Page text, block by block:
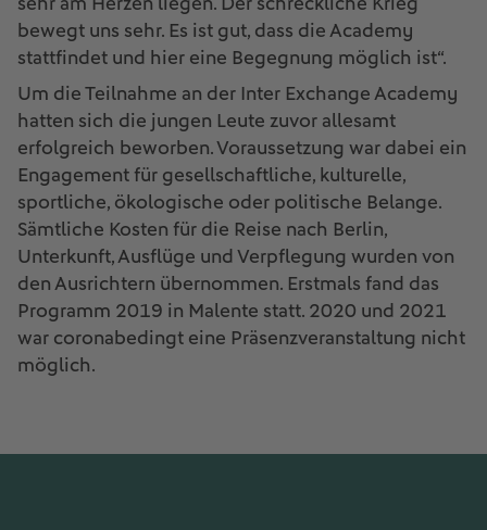
bewegt uns sehr. Es ist gut, dass die Academy
stattfindet und hier eine Begegnung möglich ist“.
Um die Teilnahme an der Inter Exchange Academy
hatten sich die jungen Leute zuvor allesamt
erfolgreich beworben. Voraussetzung war dabei ein
Engagement für gesellschaftliche, kulturelle,
sportliche, ökologische oder politische Belange.
Sämtliche Kosten für die Reise nach Berlin,
Unterkunft, Ausflüge und Verpflegung wurden von
den Ausrichtern übernommen. Erstmals fand das
Programm 2019 in Malente statt. 2020 und 2021
war coronabedingt eine Präsenzveranstaltung nicht
möglich.